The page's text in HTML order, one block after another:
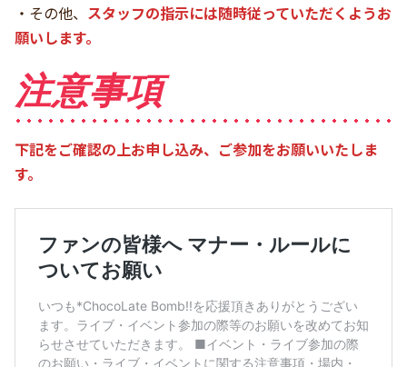
・その他、 スタッフの指示には随時従っていただくようお
願いします。
注意事項
下記をご確認の上お申し込み、ご参加をお願いいたしま
す。